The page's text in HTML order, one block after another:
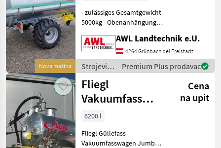
Nova mašina
- zulässiges Gesamtgewicht
5000kg - Obenanhängung
hydraulische Bremse -
klappbares Stützrad -
Bereifung 19/45-17 AS-Profil
- Kompressor 50
AWL Landtechnik e.U.
4264 Grünbach bei Freistadt
Strojevi
za
đubrenje,
gnojenje i
navodnjavanje
/ Fliegl
Premium Plus prodavac
Fliegl
Vakuumfass
6200l Jumbo
Line Güllefass
Cena
na upit
6200 l
Fliegl Güllefass
Vakuumfasswagen Jumbo